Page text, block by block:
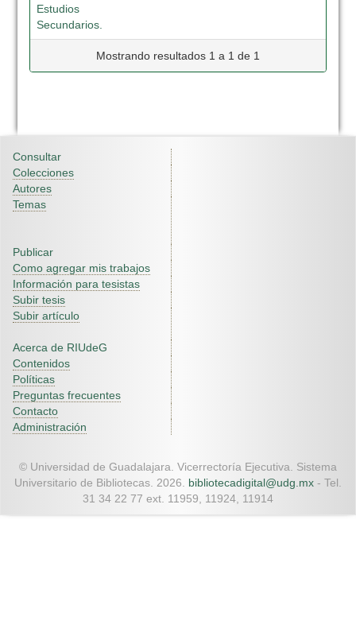
Estudios
Secundarios.
Mostrando resultados 1 a 1 de 1
Consultar
Colecciones
Autores
Temas
Publicar
Como agregar mis trabajos
Información para tesistas
Subir tesis
Subir artículo
Acerca de RIUdeG
Contenidos
Políticas
Preguntas frecuentes
Contacto
Administración
© Universidad de Guadalajara. Vicerrectoría Ejecutiva. Sistema
Universitario de Bibliotecas. 2026. bibliotecadigital@udg.mx - Tel.
31 34 22 77 ext. 11959, 11924, 11914